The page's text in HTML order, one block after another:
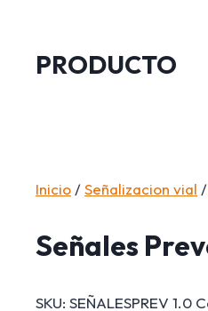
PRODUCTO
Inicio /Señalizacion vial /
Señales
SKU: SEÑALESPREV 1.0